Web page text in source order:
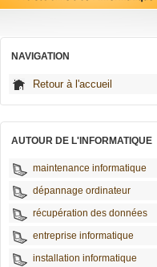
NAVIGATION
Retour à l'accueil
AUTOUR DE L'INFORMATIQUE
maintenance informatique
dépannage ordinateur
récupération des données
entreprise informatique
installation informatique